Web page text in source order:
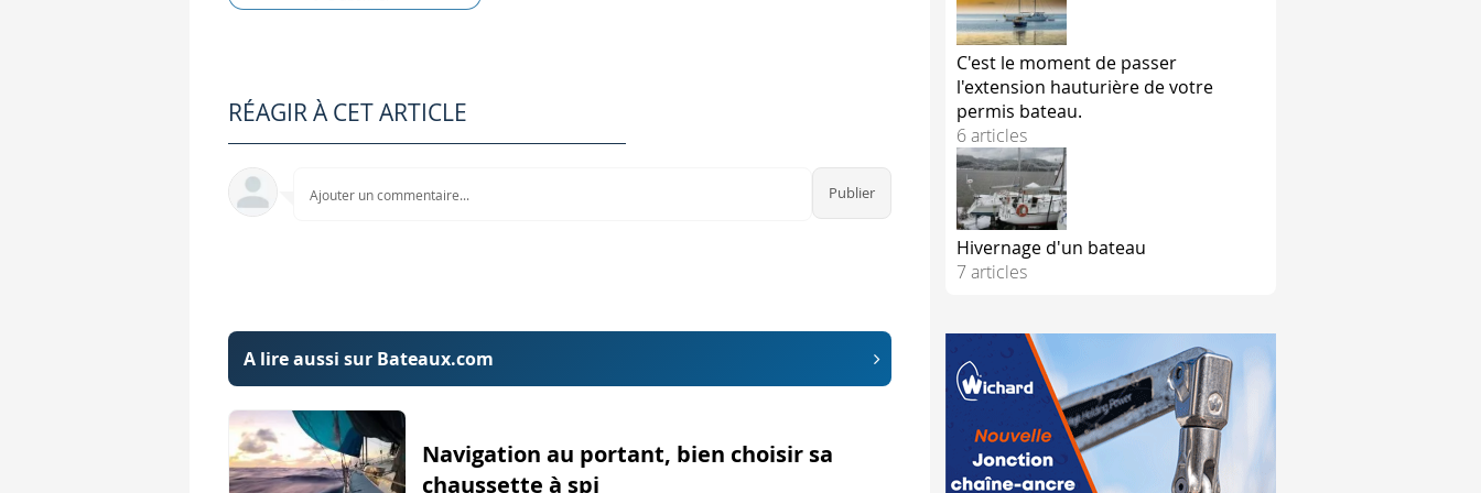
On pensera à la ranger dans son sac en accordéon en suivant la bande de couleur.
Comment gréer la chaussette ?
La plupart du temps, on se contentera de sortir partiellement la chaussette de son sac pour frapper les manœuvres de drisse et d'écoutes (et
À la manière d'un spi classique, on grée la chaussette pour l'envoyer sous le vent de préférence. Avec un peu plus d'expérience, on peut
On commence par frapper le point de drisse sur la chaussette. Si tout semble compliqué et que les doutes vous assaillent, vous pouvez
Un équipier à la drisse est chargé de hisser le spi. Tandis qu'un second, sur la plage avant, guide la chaussette. Il va ainsi éviter que la
Il faut s'assurer que la chaussette ne fait pas de torsade sur elle-même. La chaussette doit disposer d'une bande de couleur permettant de
Une dernière vérification
RÉAGIR À CET ARTICLE
Ajouter un commentaire...
A lire aussi sur Bateaux.com
Navigation au portant, bien choisir sa
chaussette à spi
C'est le moment de passer
l'extension hauturière de votre
permis bateau.
6 articles
Hivernage d'un bateau
7 articles